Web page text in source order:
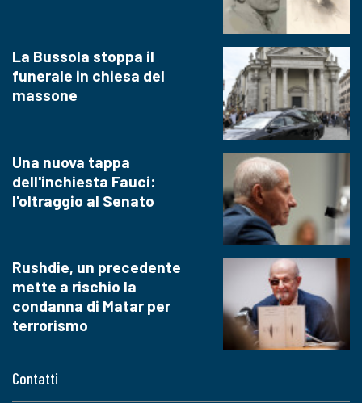
Contatti
La Bussola stoppa il
funerale in chiesa del
massone
Una nuova tappa
dell'inchiesta Fauci:
l'oltraggio al Senato
Rushdie, un precedente
mette a rischio la
condanna di Matar per
terrorismo